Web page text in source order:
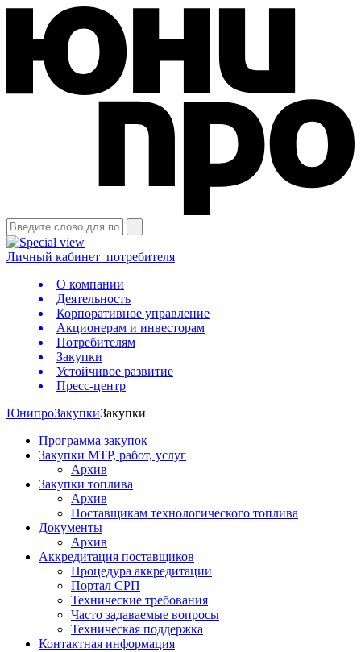
Личный кабинет потребителя
О компании
Деятельность
Корпоративное управление
Акционерам и инвесторам
Потребителям
Закупки
Устойчивое развитие
Пресс-центр
ЮнипроЗакупкиЗакупки
Программа закупок
Закупки МТР, работ, услуг
Архив
Закупки топлива
Архив
Поставщикам технологического топлива
Документы
Архив
Аккредитация поставщиков
Процедура аккредитации
Портал СРП
Технические требования
Часто задаваемые вопросы
Техническая поддержка
Контактная информация